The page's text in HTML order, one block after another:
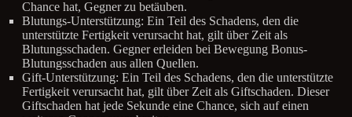
Chance hat, Gegner zu betäuben.
Blutungs-Unterstützung: Ein Teil des Schadens, den die
unterstützte Fertigkeit verursacht hat, gilt über Zeit als
Blutungsschaden. Gegner erleiden bei Bewegung Bonus-
Blutungsschaden aus allen Quellen.
Gift-Unterstützung: Ein Teil des Schadens, den die unterstützte
Fertigkeit verursacht hat, gilt über Zeit als Giftschaden. Dieser
Giftschaden hat jede Sekunde eine Chance, sich auf einen